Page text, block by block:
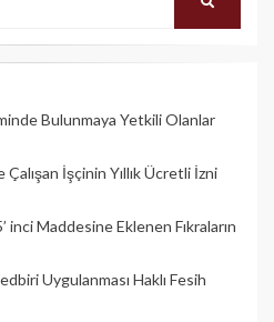
Bulunmaya Yetkili Olanlar
İşçinin Yıllık Üc­retli İzni
inci Maddesine Eklenen Fıkraların
Uygulanması Haklı Fesih